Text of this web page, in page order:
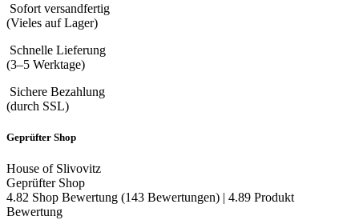
Sofort versandfertig
(Vieles auf Lager)
Schnelle Lieferung
(3–5 Werktage)
Sichere Bezahlung
(durch SSL)
Geprüfter Shop
House of Slivovitz
Geprüfter Shop
4.82 Shop Bewertung (143 Bewertungen) | 4.89 Produkt
Bewertung